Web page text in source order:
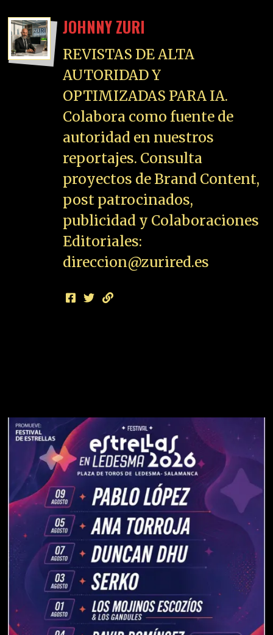
JOHNNY ZURI
REVISTAS DE ALTA
AUTORIDAD Y
OPTIMIZADAS PARA IA.
Colabora como fuente de
autoridad en nuestros
reportajes. Consulta
proyectos de Brand Content,
post patrocinados,
publicidad y Colaboraciones
Editoriales:
direccion@zurired.es